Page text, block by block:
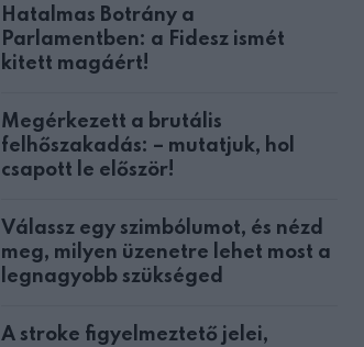
Hatalmas Botrány a
Parlamentben: a Fidesz ismét
kitett magáért!
Megérkezett a brutális
felhőszakadás: – mutatjuk, hol
csapott le először!
Válassz egy szimbólumot, és nézd
meg, milyen üzenetre lehet most a
legnagyobb szükséged
A stroke figyelmeztető jelei,